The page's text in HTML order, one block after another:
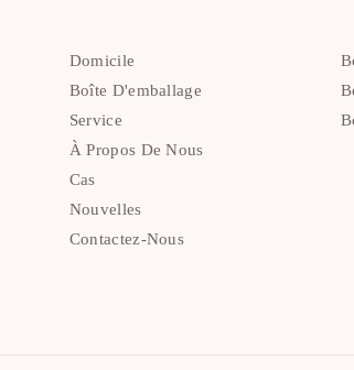
Domicile
Boîte D'emballage
Service
À Propos De Nous
Cas
Nouvelles
Contactez-Nous